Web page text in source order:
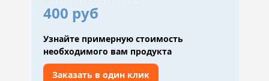
400 руб
Узнайте примерную стоимость
необходимого вам продукта
Заказать в один клик